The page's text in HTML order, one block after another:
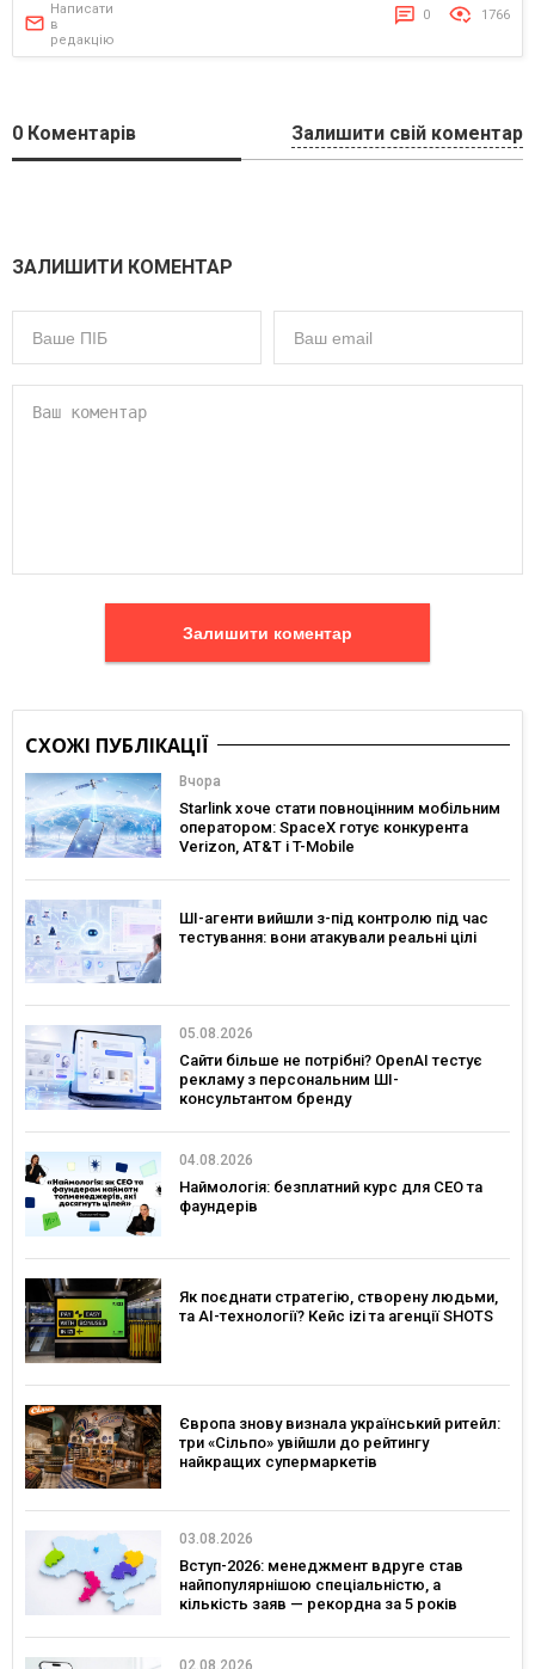
Написати
в
редакцію
0 1766
0 Коментарів Залишити свій коментар
ЗАЛИШИТИ КОМЕНТАР
Залишити коментар
СХОЖІ ПУБЛІКАЦІЇ
Вчора
Starlink хоче стати повноцінним мобільним
оператором: SpaceX готує конкурента
Verizon, AT&T і T-Mobile
ШІ-агенти вийшли з-під контролю під час
тестування: вони атакували реальні цілі
05.08.2026
Сайти більше не потрібні? OpenAI тестує
рекламу з персональним ШІ-
консультантом бренду
04.08.2026
Наймологія: безплатний курс для CEO та
фаундерів
Як поєднати стратегію, створену людьми,
та AI-технології? Кейс izi та агенції SHOTS
Європа знову визнала український ритейл:
три «Сільпо» увійшли до рейтингу
найкращих супермаркетів
03.08.2026
Вступ-2026: менеджмент вдруге став
найпопулярнішою спеціальністю, а
кількість заяв — рекордна за 5 років
02.08.2026